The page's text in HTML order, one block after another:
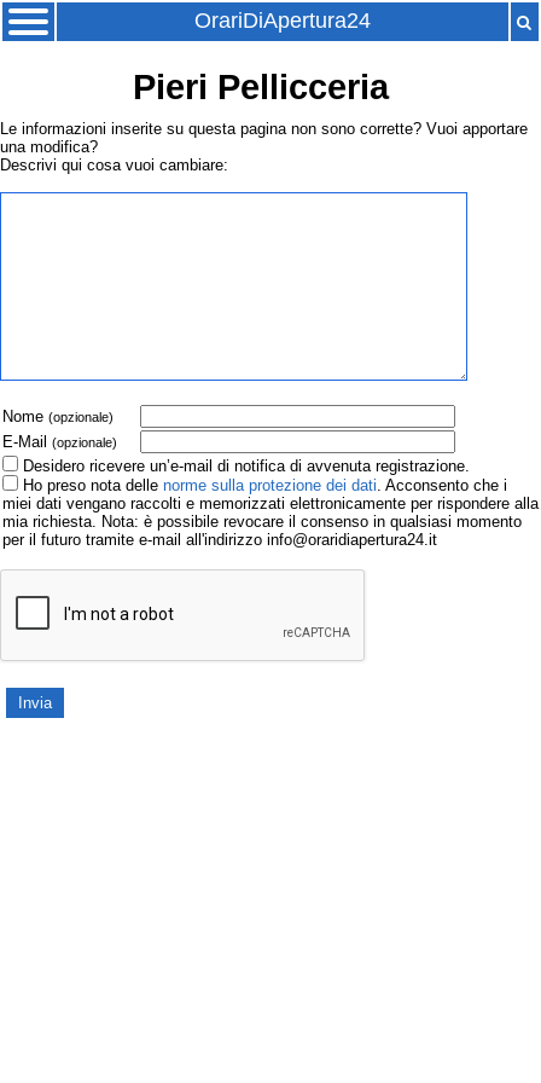
OrariDiApertura24
Pieri Pellicceria
Le informazioni inserite su questa pagina non sono corrette? Vuoi apportare
una modifica?
Descrivi qui cosa vuoi cambiare:
Nome (opzionale)
E-Mail (opzionale)
Desidero ricevere un’e-mail di notifica di avvenuta registrazione.
Ho preso nota delle norme sulla protezione dei dati. Acconsento che i
miei dati vengano raccolti e memorizzati elettronicamente per rispondere alla
mia richiesta. Nota: è possibile revocare il consenso in qualsiasi momento
per il futuro tramite e-mail all'indirizzo info@oraridiapertura24.it